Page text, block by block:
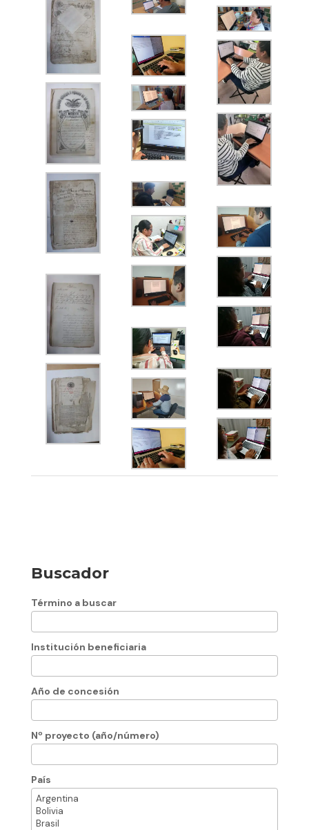
Buscador
Término a buscar
Institución beneficiaria
Año de concesión
Nº proyecto (año/número)
País